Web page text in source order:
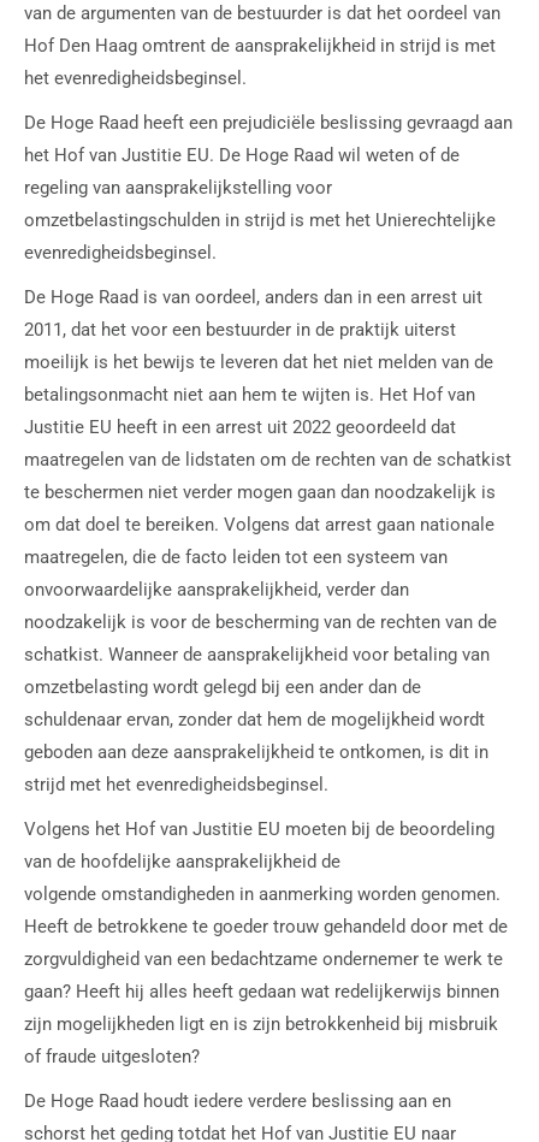
van de argumenten van de bestuurder is dat het oordeel van
Hof Den Haag omtrent de aansprakelijkheid in strijd is met
het evenredigheidsbeginsel.
De Hoge Raad heeft een prejudiciële beslissing gevraagd aan
het Hof van Justitie EU. De Hoge Raad wil weten of de
regeling van aansprakelijkstelling voor
omzetbelastingschulden in strijd is met het Unierechtelijke
evenredigheidsbeginsel.
De Hoge Raad is van oordeel, anders dan in een arrest uit
2011, dat het voor een bestuurder in de praktijk uiterst
moeilijk is het bewijs te leveren dat het niet melden van de
betalingsonmacht niet aan hem te wijten is. Het Hof van
Justitie EU heeft in een arrest uit 2022 geoordeeld dat
maatregelen van de lidstaten om de rechten van de schatkist
te beschermen niet verder mogen gaan dan noodzakelijk is
om dat doel te bereiken. Volgens dat arrest gaan nationale
maatregelen, die de facto leiden tot een systeem van
onvoorwaardelijke aansprakelijkheid, verder dan
noodzakelijk is voor de bescherming van de rechten van de
schatkist. Wanneer de aansprakelijkheid voor betaling van
omzetbelasting wordt gelegd bij een ander dan de
schuldenaar ervan, zonder dat hem de mogelijkheid wordt
geboden aan deze aansprakelijkheid te ontkomen, is dit in
strijd met het evenredigheidsbeginsel.
Volgens het Hof van Justitie EU moeten bij de beoordeling
van de hoofdelijke aansprakelijkheid de
volgende omstandigheden in aanmerking worden genomen.
Heeft de betrokkene te goeder trouw gehandeld door met de
zorgvuldigheid van een bedachtzame ondernemer te werk te
gaan? Heeft hij alles heeft gedaan wat redelijkerwijs binnen
zijn mogelijkheden ligt en is zijn betrokkenheid bij misbruik
of fraude uitgesloten?
De Hoge Raad houdt iedere verdere beslissing aan en
schorst het geding totdat het Hof van Justitie EU naar